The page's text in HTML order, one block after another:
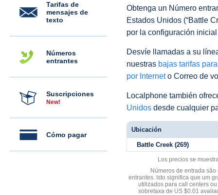
Tarifas de
mensajes de
texto
Números
entrantes
Suscripciones
New!
Cómo pagar
Obtenga un Número
Estados Unidos (“Battle
por la configuración
Desvíe llamadas a su
nuestras bajas tarifas
por Interneto Correo de
Localphone también
Unidos desde cualquier
Ubicación
Battle Creek (269)
Los precios se
Números de entrada
entrantes. Isto significa que um
utilizados para call centers
sobretaxa de US $0.01